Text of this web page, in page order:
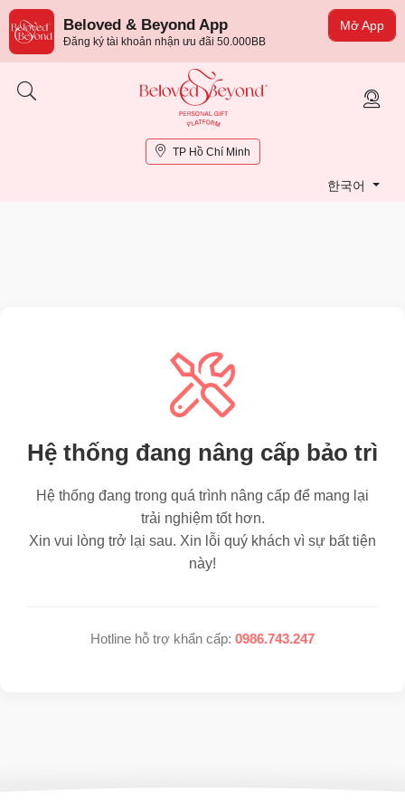
Mở App
Beloved & Beyond App
Đăng ký tài khoản nhận ưu đãi 50.000BB
TP Hồ Chí Minh
한국어
Hệ thống đang nâng cấp bảo trì
Hệ thống đang trong quá trình nâng cấp để mang lại
trải nghiệm tốt hơn.
Xin vui lòng trở lại sau. Xin lỗi quý khách vì sự bất tiện
này!
Hotline hỗ trợ khẩn cấp: 0986.743.247